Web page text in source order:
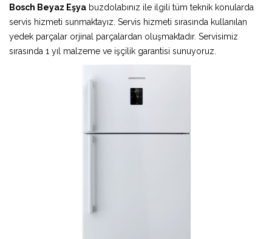
Bosch Beyaz Eşya buzdolabınız ile ilgili tüm teknik konularda
servis hizmeti sunmaktayız. Servis hizmeti sırasında kullanılan
yedek parçalar orjinal parçalardan oluşmaktadır. Servisimiz
sırasında 1 yıl malzeme ve işçilik garantisi sunuyoruz.